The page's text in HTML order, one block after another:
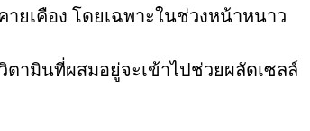
ยเคือง โดยเฉพาะในช่วงหน้าหนาว
ามินที่ผสมอยู่จะเข้าไปช่วยผลัดเซลล์